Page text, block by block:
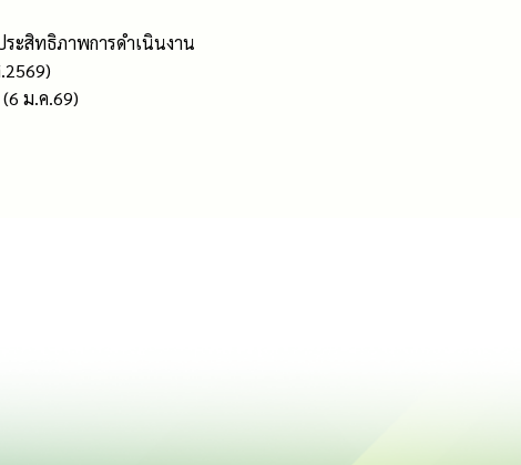
ะสิทธิภาพการดำเนินงาน
ม.ค.69)